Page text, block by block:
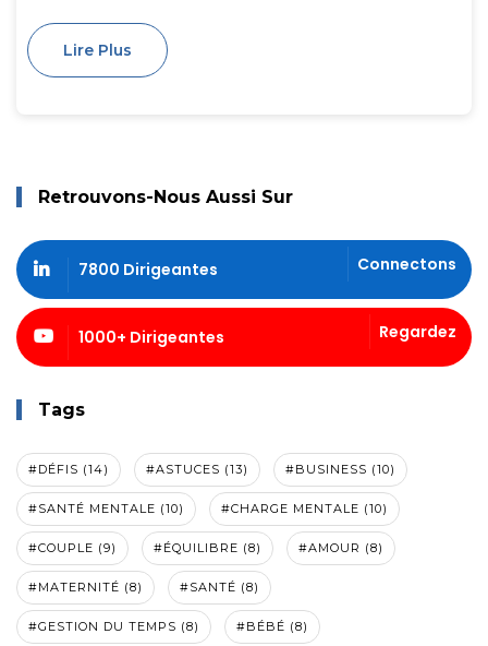
Lire Plus
Retrouvons-Nous Aussi Sur
7800 Dirigeantes Connectons
1000+ Dirigeantes Regardez
Tags
#DÉFIS (14) #ASTUCES (13) #BUSINESS (10)
#SANTÉ MENTALE (10) #CHARGE MENTALE (10)
#COUPLE (9) #ÉQUILIBRE (8) #AMOUR (8)
#MATERNITÉ (8) #SANTÉ (8)
#GESTION DU TEMPS (8) #BÉBÉ (8)